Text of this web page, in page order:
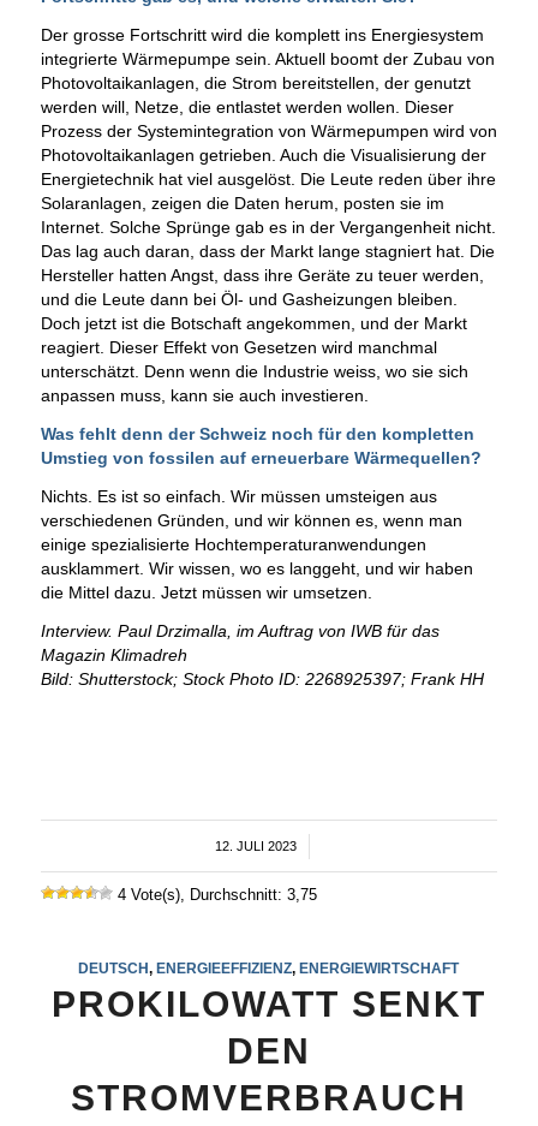
Der grosse Fortschritt wird die komplett ins Energiesystem
integrierte Wärmepumpe sein. Aktuell boomt der Zubau von
Photovoltaikanlagen, die Strom bereitstellen, der genutzt
werden will, Netze, die entlastet werden wollen. Dieser
Prozess der Systemintegration von Wärmepumpen wird von
Photovoltaikanlagen getrieben. Auch die Visualisierung der
Energietechnik hat viel ausgelöst. Die Leute reden über ihre
Solaranlagen, zeigen die Daten herum, posten sie im
Internet. Solche Sprünge gab es in der Vergangenheit nicht.
Das lag auch daran, dass der Markt lange stagniert hat. Die
Hersteller hatten Angst, dass ihre Geräte zu teuer werden,
und die Leute dann bei Öl- und Gasheizungen bleiben.
Doch jetzt ist die Botschaft angekommen, und der Markt
reagiert. Dieser Effekt von Gesetzen wird manchmal
unterschätzt. Denn wenn die Industrie weiss, wo sie sich
anpassen muss, kann sie auch investieren.
Was fehlt denn der Schweiz noch für den kompletten
Umstieg von fossilen auf erneuerbare Wärmequellen?
Nichts. Es ist so einfach. Wir müssen umsteigen aus
verschiedenen Gründen, und wir können es, wenn man
einige spezialisierte Hochtemperaturanwendungen
ausklammert. Wir wissen, wo es langgeht, und wir haben
die Mittel dazu. Jetzt müssen wir umsetzen.
Interview. Paul Drzimalla, im Auftrag von IWB für das
Magazin Klimadreh
Bild: Shutterstock; Stock Photo ID: 2268925397; Frank HH
12. JULI 2023
4 Vote(s), Durchschnitt: 3,75
DEUTSCH, ENERGIEEFFIZIENZ, ENERGIEWIRTSCHAFT
PROKILOWATT SENKT
DEN
STROMVERBRAUCH